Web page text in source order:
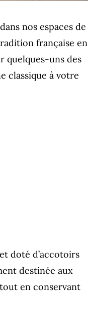
nos espaces de
française en
quelques-uns des
classique à votre
doté d’accotoirs
destinée aux
en conservant